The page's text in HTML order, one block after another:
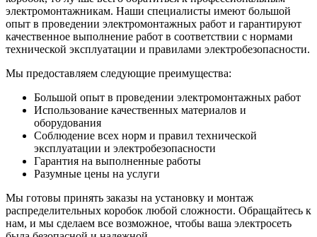
электромонтажникам. Наши специалисты имеют большой
опыт в проведении электромонтажных работ и гарантируют
качественное выполнение работ в соответствии с нормами
технической эксплуатации и правилами электробезопасности.
Мы предоставляем следующие преимущества:
Большой опыт в проведении электромонтажных работ
Использование качественных материалов и
оборудования
Соблюдение всех норм и правил технической
эксплуатации и электробезопасности
Гарантия на выполненные работы
Разумные цены на услуги
Мы готовы принять заказы на установку и монтаж
распределительных коробок любой сложности. Обращайтесь к
нам, и мы сделаем все возможное, чтобы ваша электросеть